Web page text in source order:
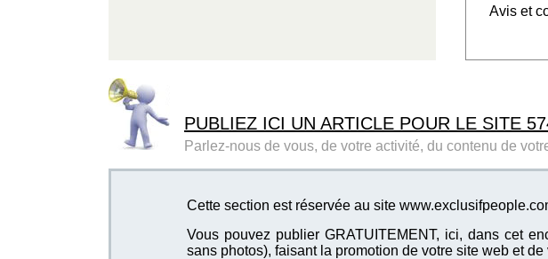
Avis et
PUBLIEZ ICI UN ARTICLE POUR LE SITE
Parlez-nous de vous, de votre activité, du contenu de
Cette section est réservée au site
Vous pouvez publier GRATUITEMENT, ici, dans cet
sans photos), faisant la promotion de votre site web et